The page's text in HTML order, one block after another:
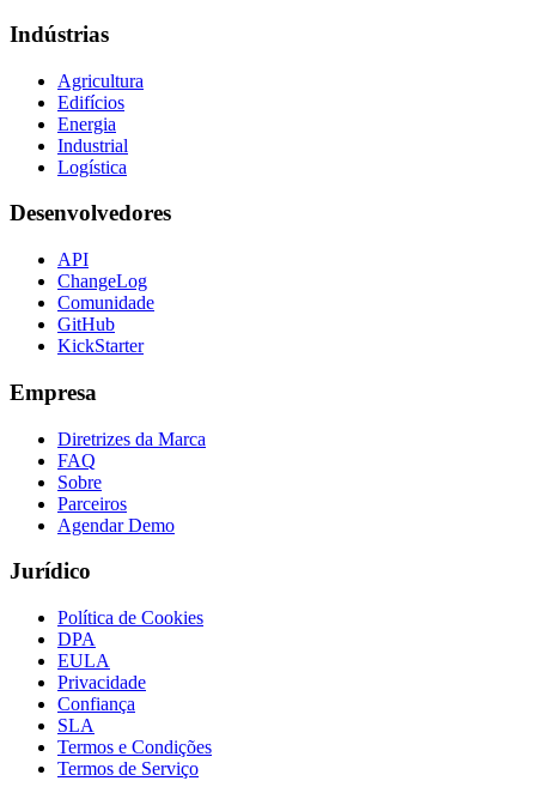
Indústrias
Agricultura
Edifícios
Energia
Industrial
Logística
Desenvolvedores
API
ChangeLog
Comunidade
GitHub
KickStarter
Empresa
Diretrizes da Marca
FAQ
Sobre
Parceiros
Agendar Demo
Jurídico
Política de Cookies
DPA
EULA
Privacidade
Confiança
SLA
Termos e Condições
Termos de Serviço